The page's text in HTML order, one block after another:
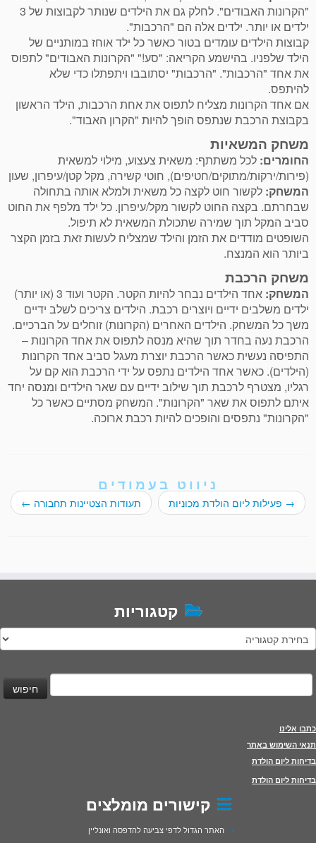
"הקרונות האבודים". לחלק גם את הילדים שנותר לקבוצות של 3
ילדים או יותר. ילדים אלה הם "הרכבות".
קבוצות הילדים עומדים בטור כאשר כל ילד אוחז במותניים של
הילד שלפניו. בהישמע הקריאה: "סע!" "הקרונות האבודים" לתפוס
את אחד "הרכבות". "הרכבות" יסתובבו ויתפתלו כדי שלא
להיתפס.
אם אחד הקרונות מצליח לתפוס את אחת הרכבות, הילד הראשון
בקבוצת הרכבת שנתפס הופך להיות "הקרון האבוד".
משחק המשאיות
החומרים: לכל משתתף: משאית צעצוע, מילוי למשאית
(פירות/ירקות/מתוקים/חטיפים), חוטי קשירה, מקל קטן/עיפרון, שעון
המשחק: לקשור חוט לקצה כל משאית ולמלא אותה בתחולה
שבחרתם. בקצה החוט לקשור מקל/עיפרון. כל ילד מלפף את החוט
סביב המקל תוך שמירה שתכולת המשאית לא תיפול.
השופטים מודדים את הזמן והילד שמצליח לעשות זאת בזמן הקצר
ביותר הוא המנצח.
משחק הרכבת
המשחק:
אחד הילדים נבחר להיות הקטר. הקטר ועוד 3 (או יותר)
ילדים משלבים ידיים ויוצרים רכבת. הילדים צריכים לשלב ידיים
משך כל המשחק. הילדים האחרים (הקרונות) זוחלים על הברכיים.
הרכבת נעה בחדר תוך שהיא מנסה לתפוס את אחד הקרונות –
התפיסה נעשית כאשר הרכבת יוצרת מעגל סביב אחד הקרונות
(הילדים). כאשר אחד הילדים נתפס על ידי הרכבת הוא קם על
רגליו, מצטרף לרכבת תוך שילוב ידיים עם שאר הילדים ומנסה יחד
איתם לתפוס את שאר "הקרונות". המשחק מסתיים כאשר כל
"הקרונות" נתפסים והופכים להיות רכבת ארוכה.
ניווט בעמודים
→ פעילות ליום הולדת מכוניות תעודות הצטיינות תחבורה ←
קטגוריות
קטגוריות
חיפוש:
כתבו אלינו
תנאי השימוש באתר
בדיחות ליום הולדת
בדיחות ליום הולדת
קישורים מומלצים
האתר הגדול לדפי צביעה להדפסה ואונליין